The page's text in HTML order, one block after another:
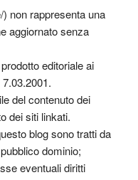
non rappresenta una
aggiornato senza
editoriale ai
del contenuto dei
dei siti linkati.
blog sono tratti da
dominio;
eventuali diritti